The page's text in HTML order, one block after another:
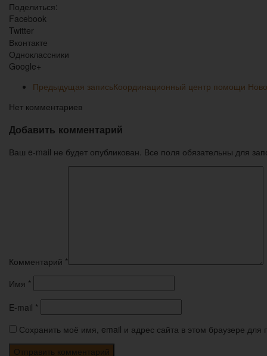
Поделиться:
Facebook
Twitter
Вконтакте
Одноклассники
Google+
Предыдущая записьКоординационный центр помощи
Нет комментариев
Добавить комментарий
Ваш e-mail не будет опубликован. Все поля обязательны для
Комментарий *
Имя *
E-mail *
Сохранить моё имя, email и адрес сайта в этом браузере